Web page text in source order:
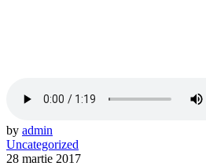
by admin
Uncategorized
28 martie 2017